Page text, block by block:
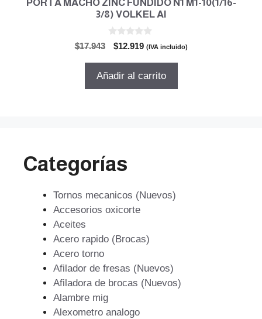
PORTA MACHO ZINC FUNDIDO N1 M1-10(1/16-
3/8) VOLKEL Al
$17.943
El
original
$12.919El
actual
(IVA incluido)
Añadir al carrito
Categorías
Tornos mecanicos (Nuevos)
Accesorios oxicorte
Aceites
Acero rapido (Brocas)
Acero torno
Afilador de fresas (Nuevos)
Afiladora de brocas (Nuevos)
Alambre mig
Alexometro analogo